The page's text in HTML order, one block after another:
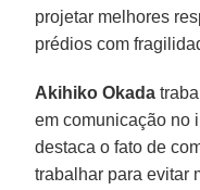
projetar melhores
prédios com
Akihiko Okada
em comunicação no
destaca o fato de
trabalhar para evitar